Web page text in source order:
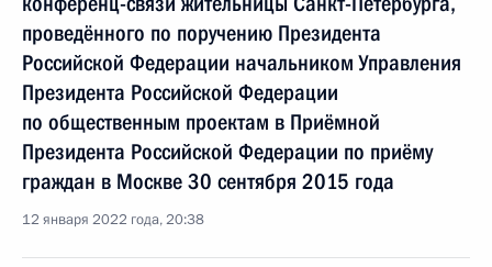
проведённого по поручению Президента
Российской Федерации начальником Управления
Президента Российской Федерации
по общественным проектам в Приёмной
Президента Российской Федерации по приёму
граждан в Москве 30 сентября 2015 года
12 января 2022 года, 20:38